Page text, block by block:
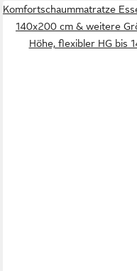
Komfortschaummatratze
140x200 cm & weitere
Höhe, flexibler HG bis